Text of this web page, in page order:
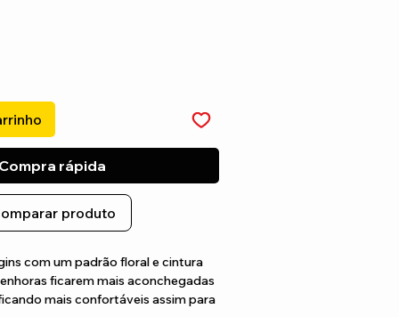
Compra rápida
produto
com um padrão floral e cintura
ficarem mais aconchegadas
mais confortáveis assim para